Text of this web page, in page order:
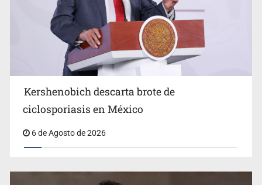
Advierten retrocesos en transparencia tras desaparición
del INAI
Kershenobich descarta brote de
ciclosporiasis en México
6 de Agosto de 2026